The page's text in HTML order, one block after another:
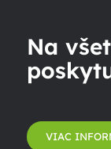
Na
VIAC